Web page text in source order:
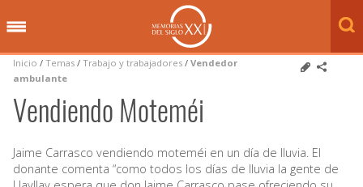
Inicio / Temas / Trabajo y trabajadores / Vendedor
ambulante
Vendiendo Moteméi
Jaime Carrasco vendiendo moteméi en un día de lluvia. El
donante comenta “como todos los días de lluvia la gente de